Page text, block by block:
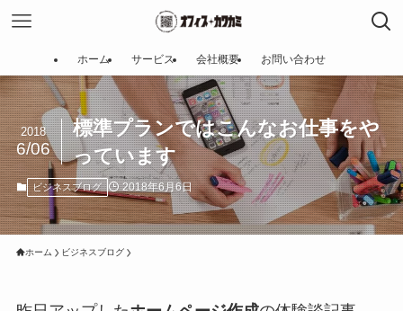
ホーム サービス 会社概要 お問い合わせ
標準プランではこんなお仕事をや
っています
2018
6/06
ビジネスブログ 2018年6月6日
ホーム ビジネスブログ